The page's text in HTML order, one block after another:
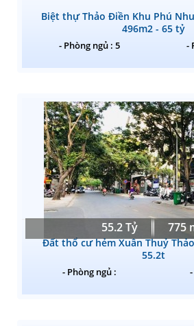
Biệt thự Thảo Điền Khu Phú
496m2 - 65 tỷ
- Phòng ngủ : 5 -
55.2 Tỷ 775
Đất thổ cư hẻm Xuân Thuỷ
55.2t
- Phòng ngủ :